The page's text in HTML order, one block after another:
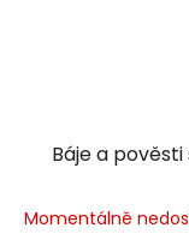
Báje a
Momentálně